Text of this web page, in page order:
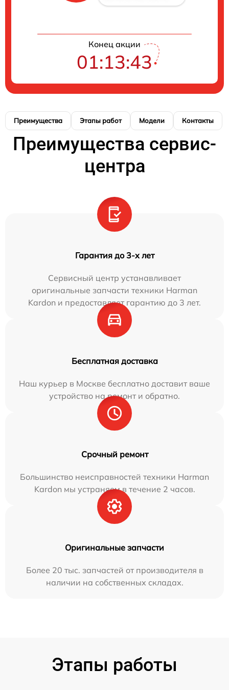
Конец акции
01:13:43
Преимущества Этапы работ Модели Контакты
Преимущества сервис-
центра
Гарантия до 3-х лет
Сервисный центр устанавливает
оригинальные запчасти техники Harman
Kardon и предоставляет гарантию до 3 лет.
Бесплатная доставка
Наш курьер в Москве бесплатно доставит ваше
устройство на ремонт и обратно.
Срочный ремонт
Большинство неисправностей техники Harman
Kardon мы устраняем в течение 2 часов.
Оригинальные запчасти
Более 20 тыс. запчастей от производителя в
наличии на собственных складах.
Этапы работы